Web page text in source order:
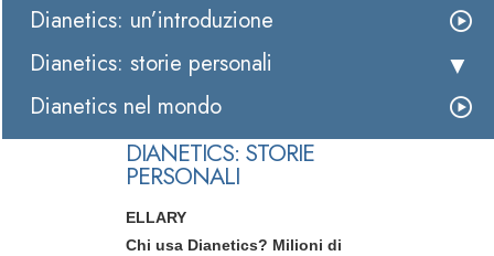
Dianetics: un’introduzione
Dianetics: storie personali
Dianetics nel mondo
DIANETICS: STORIE
PERSONALI
ELLARY
Chi usa Dianetics? Milioni di